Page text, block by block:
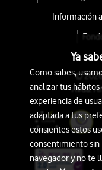
Información
© 2026
Avda.
Ya
Como sabes,
analizar tus
experiencia de
adaptada a tus
consientes estos
consentimiento sin
navegador y no te